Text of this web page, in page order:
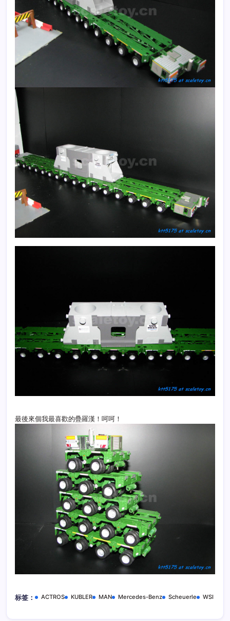
最後來個我最喜歡的疊羅漢！呵呵！
标签： ACTROS KUBLER MAN Mercedes-Benz Scheuerle WSI